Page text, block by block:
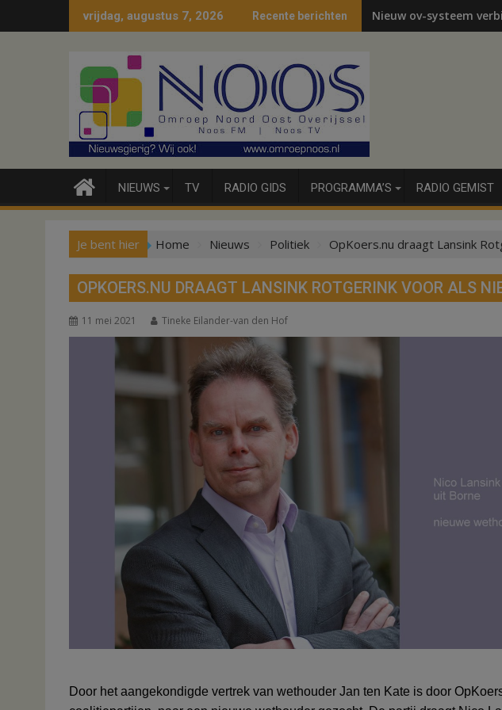
naar
vrijdag, augustus 7, 2026 Recente berichten Nieuw ov-systeem
NIEUWS TV RADIO GIDS PROGRAMMA’S RADIO GEMIST
Je bent hier Home Nieuws Politiek OpKoers.nu draagt Lansink
OPKOERS.NU DRAAGT LANSINK ROTGERINK VOOR ALS
11 mei 2021 Tineke Eilander-van den Hof
Door het aangekondigde vertrek van wethouder Jan ten Kate is door